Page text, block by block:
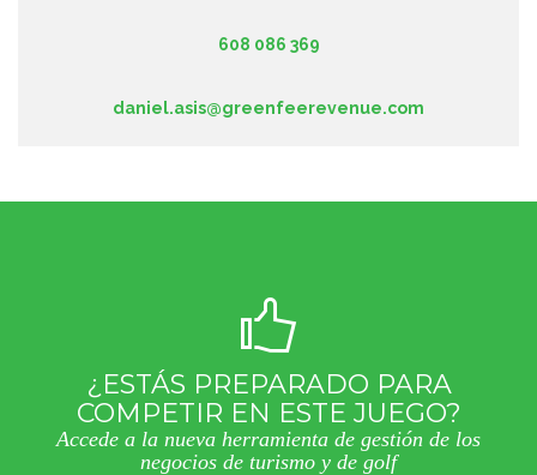
608 086 369
daniel.asis@greenfeerevenue.com
¿ESTÁS PREPARADO PARA
COMPETIR EN ESTE JUEGO?
Accede a la nueva herramienta de gestión de los
negocios de turismo y de golf